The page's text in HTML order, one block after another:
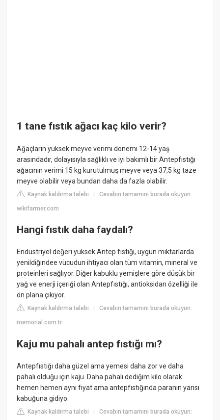
1 tane fıstık ağacı kaç kilo verir?
Ağaçların yüksek meyve verimi dönemi 12-14 yaş
arasındadır, dolayısıyla sağlıklı ve iyi bakımlı bir Antepfıstığı
ağacının verimi 15 kg kurutulmuş meyve veya 37,5 kg taze
meyve olabilir veya bundan daha da fazla olabilir.
Kaynak kaldırma talebi |Cevabın tamamını burada okuyun:
wikifarmer.com
Hangi fıstık daha faydalı?
Endüstriyel değeri yüksek Antep fıstığı, uygun miktarlarda
yenildiğindee vücudun ihtiyacı olan tüm vitamin, mineral ve
proteinleri sağlıyor. Diğer kabuklu yemişlere göre düşük bir
yağ ve enerji içeriği olan Antepfıstığı, antioksidan özelliği ile
ön plana çıkıyor.
Kaynak kaldırma talebi |Cevabın tamamını burada okuyun:
memorial.com.tr
Kaju mu pahalı antep fıstığı mı?
Antepfıstığı daha güzel ama yemesi daha zor ve daha
pahalı olduğu için kaju. Daha pahalı dediğim kilo olarak
hemen hemen aynı fiyat ama antepfıstığında paranın yarısı
kabuğuna gidiyo.
Kaynak kaldırma talebi |Cevabın tamamını burada okuyun: